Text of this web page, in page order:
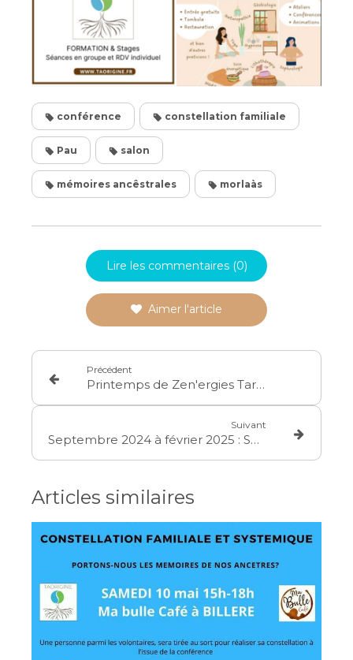
conférence constellation familiale
Pau salon
mémoires ancêstrales morlaàs
Lire les commentaires (0)
Aimer l'article
Précédent
Printemps de Zen'ergies Tarbes Parc des Expo 23 & 24 mars
Suivant
Septembre 2024 à février 2025 : Se former aux Constellations Familiales
Articles similaires